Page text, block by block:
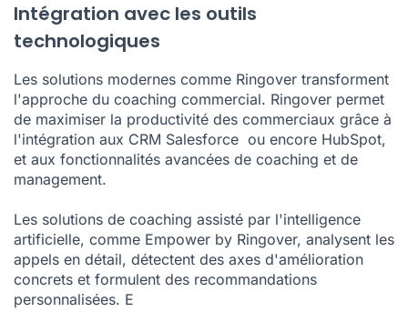
Intégration avec les outils
technologiques
Les solutions modernes comme Ringover transforment
l'approche du coaching commercial. Ringover permet
de maximiser la productivité des commerciaux grâce à
l'intégration aux CRM Salesforce ou encore HubSpot,
et aux fonctionnalités avancées de coaching et de
management.
Les solutions de coaching assisté par l'intelligence
artificielle, comme Empower by Ringover, analysent les
appels en détail, détectent des axes d'amélioration
concrets et formulent des recommandations
personnalisées. E